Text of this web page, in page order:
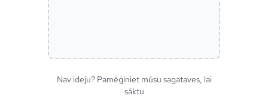
Nav ideju? Pamēģiniet mūsu sagataves, lai
sāktu